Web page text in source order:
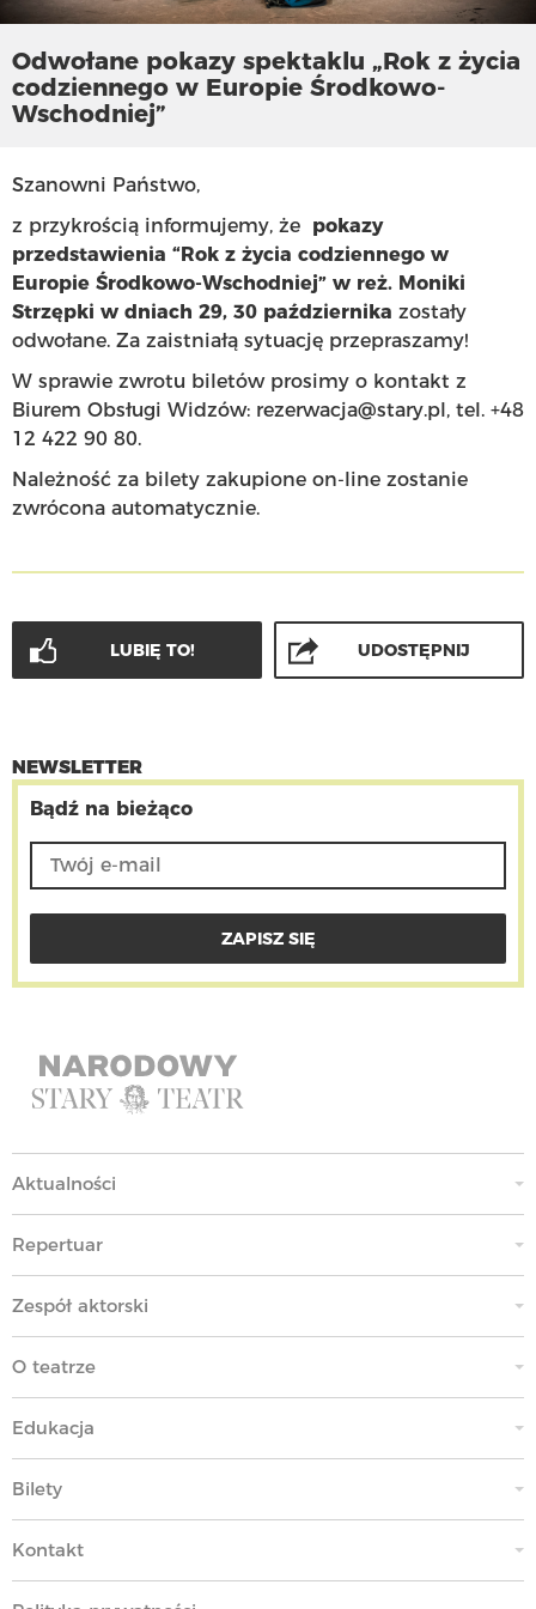
Odwołane pokazy spektaklu „Rok z życia
codziennego w Europie Środkowo-
Wschodniej”
Szanowni Państwo,
z przykrością informujemy, że pokazy
przedstawienia “Rok z życia codziennego w
Europie Środkowo-Wschodniej” w reż. Moniki
Strzępki w dniach 29, 30 października zostały
odwołane. Za zaistniałą sytuację przepraszamy!
W sprawie zwrotu biletów prosimy o kontakt z
Biurem Obsługi Widzów: rezerwacja@stary.pl, tel. +48
12 422 90 80.
Należność za bilety zakupione on-line zostanie
zwrócona automatycznie.
LUBIĘ TO! UDOSTĘPNIJ
NEWSLETTER
Bądź na bieżąco
Aktualności
Repertuar
Zespół aktorski
O teatrze
Edukacja
Bilety
Kontakt